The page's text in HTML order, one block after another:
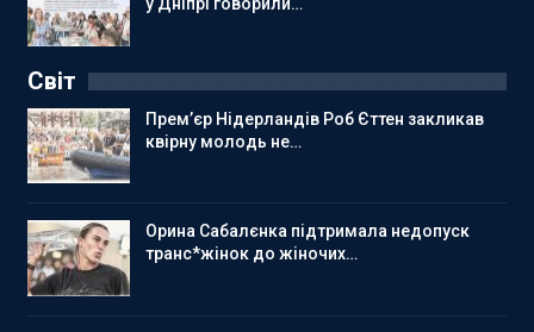
Світ
Прем’єр Нідерландів Роб Єттен закликав
квірну молодь не…
Орина Сабалєнка підтримала недопуск
транс*жінок до жіночих…